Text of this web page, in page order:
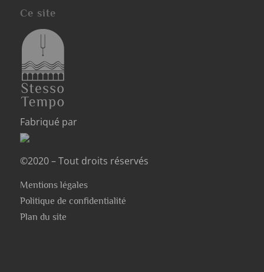
Ce site
Fabriqué par
©2020 – Tout droits réservés
Mentions légales
Politique de confidentialité
Plan du site